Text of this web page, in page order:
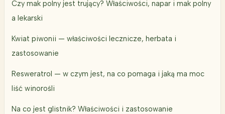
Czy mak polny jest trujący? Właściwości, napar i mak polny
a lekarski
Kwiat piwonii — właściwości lecznicze, herbata i
zastosowanie
Resweratrol — w czym jest, na co pomaga i jaką ma moc
liść winorośli
Na co jest glistnik? Właściwości i zastosowanie